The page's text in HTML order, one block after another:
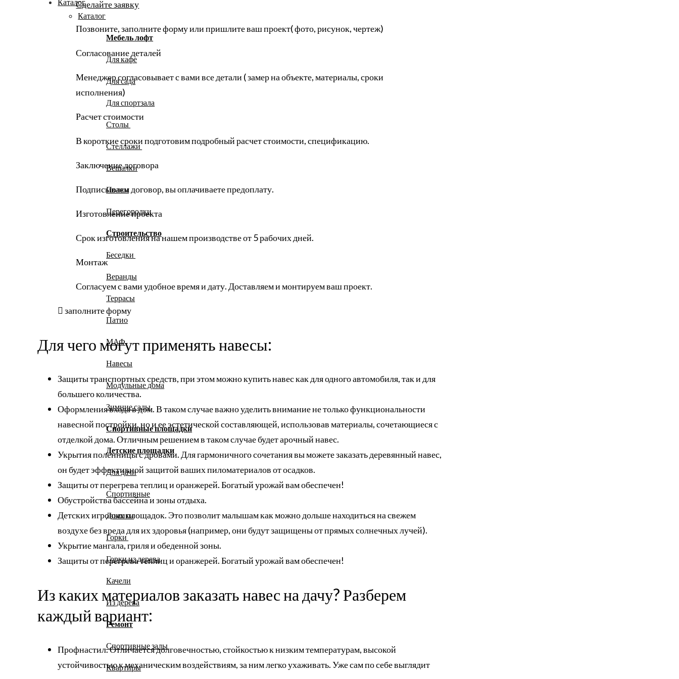
Каталог
Мебель лофт
Для кафе
Для сада
Для спортзала
Столы
Стеллажи
Вешалки
Полки
Перегородки
Строительство
Беседки
Веранды
Террасы
Патио
МАФ
Навесы
Модульные дома
Зимние сады
Спортивные площадки
Детские площадки
Для дачи
Спортивные
Домики
Горки
Горки из дерева
Качели
Из дерева
Ремонт
Спортивные залы
Квартиры
Сделайте заявку
Позвоните, заполните форму или пришлите ваш проект( фото, рисунок, чертеж)
Согласование деталей
Менеджер согласовывает с вами все детали ( замер на объекте, материалы, сроки
исполнения)
Расчет стоимости
В короткие сроки подготовим подробный расчет стоимости, спецификацию.
Заключение договора
Подписываем договор, вы оплачиваете предоплату.
Изготовление проекта
Срок изготовления на нашем производстве от 5 рабочих дней.
Монтаж
Согласуем с вами удобное время и дату. Доставляем и монтируем ваш проект.
заполните форму
Для чего могут применять навесы:
Защиты транспортных средств, при этом можно купить навес как для одного автомобиля, так и для
большего количества.
Оформления входа в дом. В таком случае важно уделить внимание не только функциональности
навесной постройки, но и ее эстетической составляющей, использовав материалы, сочетающиеся с
отделкой дома. Отличным решением в таком случае будет арочный навес.
Укрытия поленницы с дровами. Для гармоничного сочетания вы можете заказать деревянный навес,
он будет эффективной защитой ваших пиломатериалов от осадков.
Защиты от перегрева теплиц и оранжерей. Богатый урожай вам обеспечен!
Обустройства бассейна и зоны отдыха.
Детских игровых площадок. Это позволит малышам как можно дольше находиться на свежем
воздухе без вреда для их здоровья (например, они будут защищены от прямых солнечных лучей).
Укрытие мангала, гриля и обеденной зоны.
Защиты от перегрева теплиц и оранжерей. Богатый урожай вам обеспечен!
Из каких материалов заказать навес на дачу? Разберем
каждый вариант:
Профнастил. Отличается долговечностью, стойкостью к низким температурам, высокой
устойчивостью к механическим воздействиям, за ним легко ухаживать. Уже сам по себе выглядит